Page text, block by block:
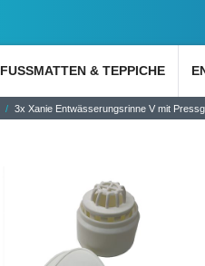
FUSSMATTEN & TEPPICHE
3x Xanie Entwässerungsrinne V mit